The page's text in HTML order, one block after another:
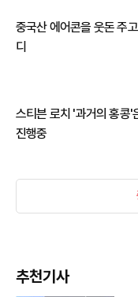
중국산 에어콘을 웃돈 주
디
스티븐 로치 '과거의 홍콩'
진행중
추천기사